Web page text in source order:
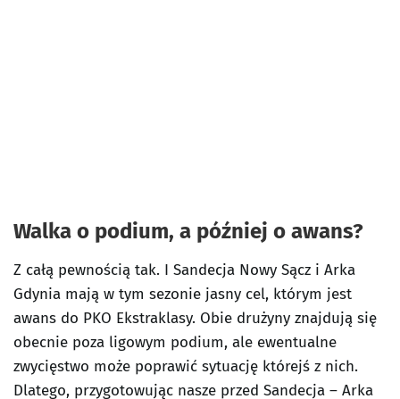
Walka o podium, a później o awans?
Z całą pewnością tak. I Sandecja Nowy Sącz i Arka
Gdynia mają w tym sezonie jasny cel, którym jest
awans do PKO Ekstraklasy. Obie drużyny znajdują się
obecnie poza ligowym podium, ale ewentualne
zwycięstwo może poprawić sytuację którejś z nich.
Dlatego, przygotowując nasze przed Sandecja – Arka